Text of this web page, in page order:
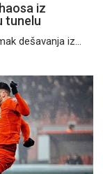
iz
tunelu
dešavanja iz...